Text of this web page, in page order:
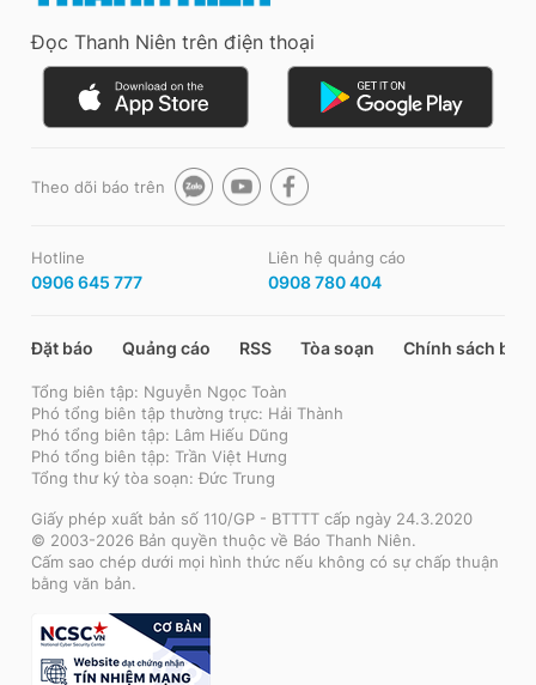
Đọc Thanh Niên trên điện thoại
Theo dõi báo trên
Hotline
0906 645 777
Liên hệ quảng cáo
0908 780 404
Đặt báo Quảng cáo RSS Tòa soạn Chính sách bảo
Tổng biên tập: Nguyễn Ngọc Toàn
Phó tổng biên tập thường trực: Hải Thành
Phó tổng biên tập: Lâm Hiếu Dũng
Phó tổng biên tập: Trần Việt Hưng
Tổng thư ký tòa soạn: Đức Trung
Giấy phép xuất bản số 110/GP - BTTTT cấp ngày 24.3.2020
© 2003-2026 Bản quyền thuộc về Báo Thanh Niên.
Cấm sao chép dưới mọi hình thức nếu không có sự chấp thuận
bằng văn bản.